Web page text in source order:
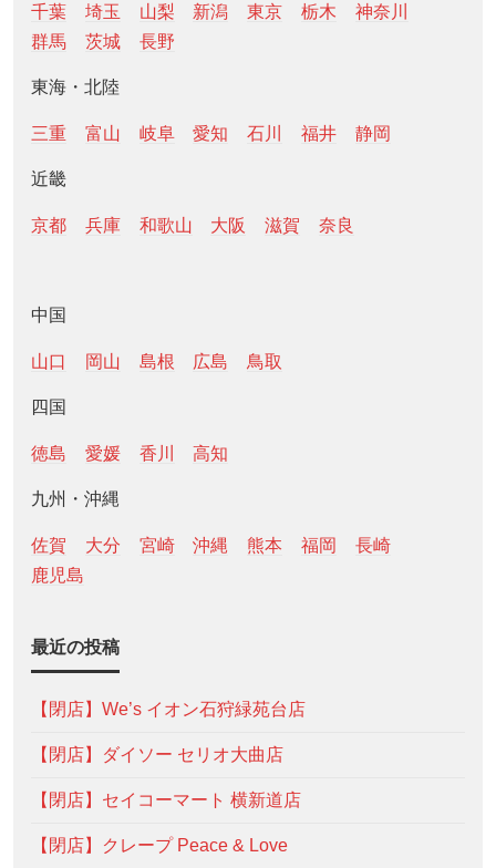
千葉 埼玉 山梨 新潟 東京 栃木
神奈川
群馬
茨城 長野
東海・北陸
三重 富山 岐阜 愛知 石川 福井 静岡
近畿
京都 兵庫 和歌山 大阪 滋賀 奈良
中国
山口 岡山 島根 広島 鳥取
四国
徳島 愛媛 香川 高知
九州・沖縄
佐賀 大分 宮崎 沖縄 熊本 福岡
長崎
鹿児島
最近の投稿
【閉店】We’s イオン石狩緑苑台店
【閉店】ダイソー セリオ大曲店
【閉店】セイコーマート 横新道店
【閉店】クレープ Peace & Love